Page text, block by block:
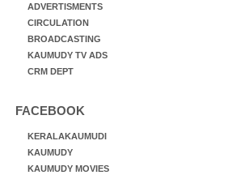
ADVERTISMENTS
CIRCULATION
BROADCASTING
KAUMUDY TV ADS
CRM DEPT
FACEBOOK
KERALAKAUMUDI
KAUMUDY
KAUMUDY MOVIES